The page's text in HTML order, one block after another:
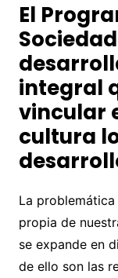
El
integral
vincular
cultura
La
propia de
se expande en
de ello son las